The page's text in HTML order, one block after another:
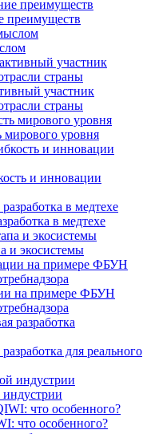
преимуществ
участник
страны
мирового уровня
и инновации
в медтехе
и экосистемы
на примере ФБУН
для реального
что особенного?